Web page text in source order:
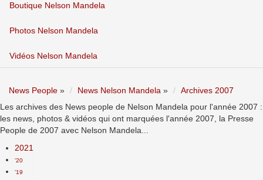
Boutique Nelson Mandela
Photos Nelson Mandela
Vidéos Nelson Mandela
News People » News Nelson Mandela »
Archives 2007
Les archives des News people de Nelson Mandela pour l'année 2007 :
les news, photos & vidéos qui ont marquées l'année 2007, la Presse
People de 2007 avec Nelson Mandela...
2021
'20
'19